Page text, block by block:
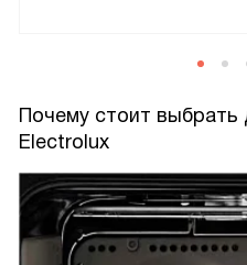
Почему стоит
Electrolux